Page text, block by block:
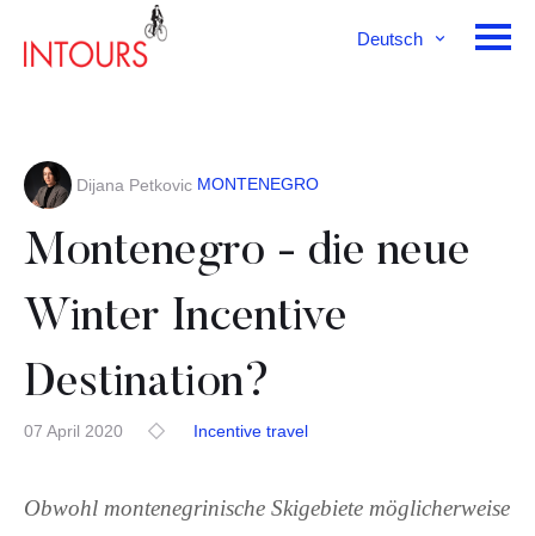
Deutsch
Dijana Petkovic MONTENEGRO
Montenegro - die neue
Winter Incentive
Destination?
07 April 2020 Incentive travel
Obwohl montenegrinische Skigebiete möglicherweise